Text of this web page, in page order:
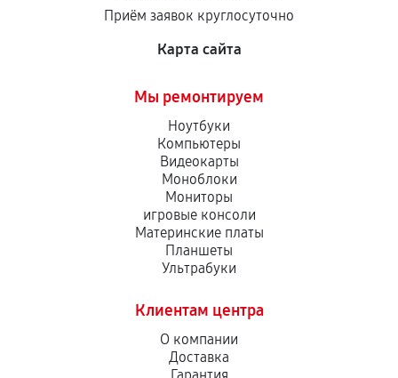
Приём заявок круглосуточно
Карта сайта
Мы ремонтируем
Ноутбуки
Компьютеры
Видеокарты
Моноблоки
Мониторы
игровые консоли
Материнские платы
Планшеты
Ультрабуки
Клиентам центра
О компании
Доставка